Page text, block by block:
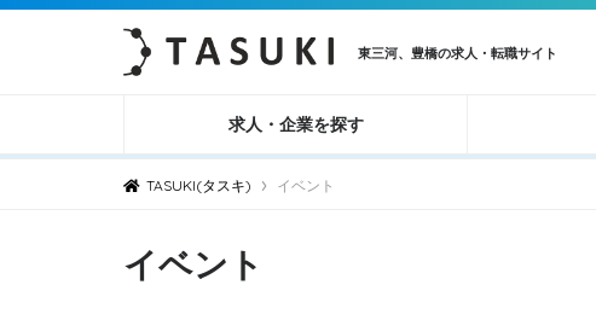
東三河、豊橋の求人・転職サイト
求人・企業を探す
TASUKI(タスキ) › イベント
イベント